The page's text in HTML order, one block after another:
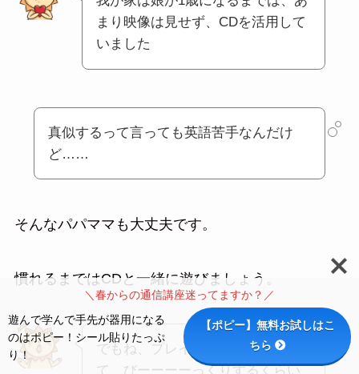
まり映像は見せず、CDを活用して
いました
真似するって言っても英語苦手なんだけ
ど……
そんなパパママも大丈夫です。
慣れるまではCDと一緒に遊びましょう。
でもね、プレイアロングの曲っ
て、びーーーーっくりするくらい
＼春からの通信講座迷ってますか？／
遊んで学んで手先が器用になる
のはポピー！シール貼りたっぷ
り！
【ポピー】無料お試しはこ
ちら